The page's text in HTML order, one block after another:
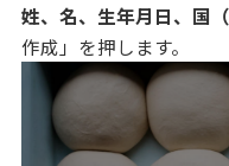
姓、名、生年月日、国（
作成」を押します。